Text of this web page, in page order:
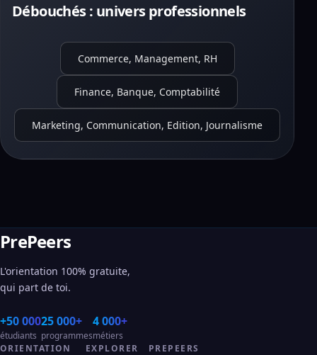
Débouchés : univers professionnels
Commerce, Management, RH
Finance, Banque, Comptabilité
Marketing, Communication, Edition, Journalisme
PrePeers
L'orientation 100% gratuite,
qui part de toi.
+50 000
étudiants
25 000+
programmes
4 000+
métiers
ORIENTATION
EXPLORER PREPEERS